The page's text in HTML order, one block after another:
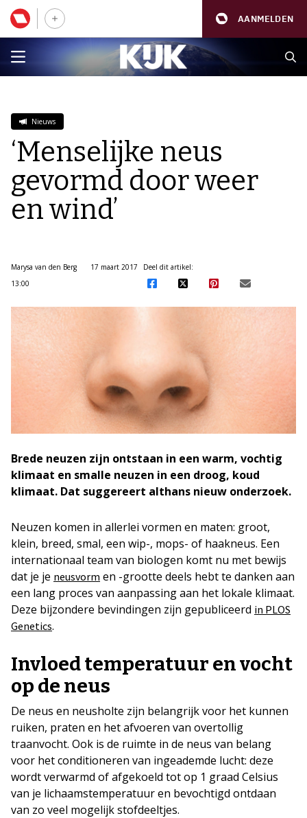
AANMELDEN
Nieuws
‘Menselijke neus
gevormd door weer
en wind’
Marysa van den Berg
17 maart 2017
13:00
Deel dit artikel:
Brede neuzen zijn ontstaan in een warm, vochtig
klimaat en smalle neuzen in een droog, koud
klimaat. Dat suggereert althans nieuw onderzoek.
Neuzen komen in allerlei vormen en maten: groot,
klein, breed, smal, een wip-, mops- of haakneus. Een
internationaal team van biologen komt nu met bewijs
dat je je neusvorm en -grootte deels hebt te danken aan
een lang proces van aanpassing aan het lokale klimaat.
Deze bijzondere bevindingen zijn gepubliceerd in PLOS
Genetics.
Invloed temperatuur en vocht
op de neus
De neus en neusholte zijn belangrijk voor het kunnen
ruiken, praten en het afvoeren van overtollig
traanvocht. Ook is de ruimte in de neus van belang
voor het conditioneren van ingeademde lucht: deze
wordt verwarmd of afgekoeld tot op 1 graad Celsius
van je lichaamstemperatuur en bevochtigd ontdaan
van zo veel mogelijk stofdeeltjes.